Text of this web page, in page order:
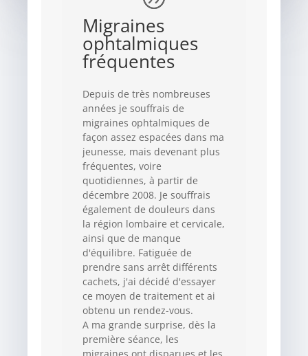
Migraines
ophtalmiques
fréquentes
Depuis de très nombreuses
années je souffrais de
migraines ophtalmiques de
façon assez espacées dans ma
jeunesse, mais devenant plus
fréquentes, voire
quotidiennes, à partir de
décembre 2008. Je souffrais
également de douleurs dans
la région lombaire et cervicale,
ainsi que de manque
d'équilibre. Fatiguée de
prendre sans arrêt différents
cachets, j'ai décidé d'essayer
ce moyen de traitement et ai
obtenu un rendez-vous.
A ma grande surprise, dès la
première séance, les